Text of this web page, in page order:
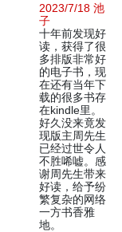
2023/7/18 池
子
十年前发现好
读，获得了很
多排版非常好
的电子书，现
在还有当年下
载的很多书存
在kindle里。
好久没来竟发
现版主周先生
已经过世令人
不胜唏嘘。感
谢周先生带来
好读，给予纷
繁复杂的网络
一方书香雅
地。